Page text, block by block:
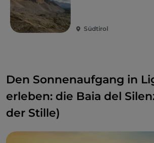
Aussicht ist zauberhaft und das
Südtirol
Den Sonnenaufgang in
erleben: die Baia del
der Stille)